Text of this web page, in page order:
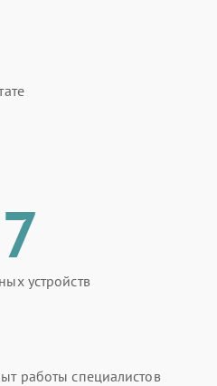
устройств
работы специалистов